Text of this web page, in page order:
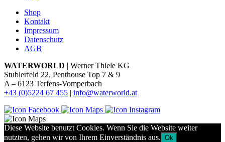
Shop
Kontakt
Impressum
Datenschutz
AGB
WATERWORLD | Werner Thiele KG
Stublerfeld 22, Penthouse Top 7 & 9
A – 6123 Terfens-Vomperbach
+43 (0)5224 67 455 | info@waterworld.at
Diese Website benutzt Cookies. Wenn Sie die Website weiter
nutzten, gehen wir von Ihrem Einverständnis aus. Ok